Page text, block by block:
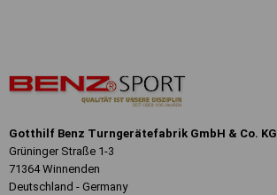
Gotthilf Benz Turngerätefabrik GmbH & Co. KG
Grüninger Straße 1-3
71364 Winnenden
Deutschland - Germany